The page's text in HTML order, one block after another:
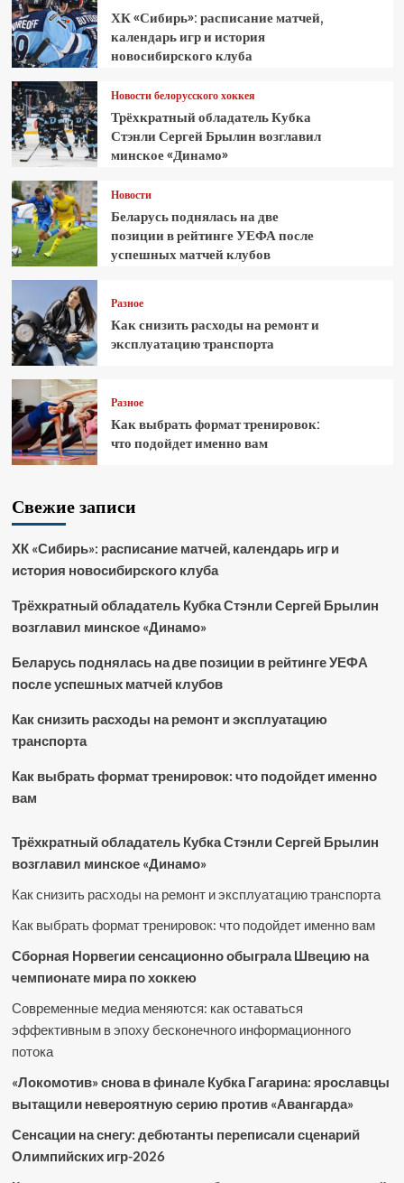
ХК «Сибирь»: расписание матчей,
календарь игр и история
новосибирского клуба
Новости белорусского хоккея
Трёхкратный обладатель Кубка
Стэнли Сергей Брылин возглавил
минское «Динамо»
Новости
Беларусь поднялась на две
позиции в рейтинге УЕФА после
успешных матчей клубов
Разное
Как снизить расходы на ремонт и
эксплуатацию транспорта
Разное
Как выбрать формат тренировок:
что подойдет именно вам
Свежие записи
ХК «Сибирь»: расписание матчей, календарь игр и
история новосибирского клуба
Трёхкратный обладатель Кубка Стэнли Сергей Брылин
возглавил минское «Динамо»
Беларусь поднялась на две позиции в рейтинге УЕФА
после успешных матчей клубов
Как снизить расходы на ремонт и эксплуатацию
транспорта
Как выбрать формат тренировок: что подойдет именно
вам
Трёхкратный обладатель Кубка Стэнли Сергей Брылин
возглавил минское «Динамо»
Как снизить расходы на ремонт и эксплуатацию транспорта
Как выбрать формат тренировок: что подойдет именно вам
Сборная Норвегии сенсационно обыграла Швецию на
чемпионате мира по хоккею
Современные медиа меняются: как оставаться
эффективным в эпоху бесконечного информационного
потока
«Локомотив» снова в финале Кубка Гагарина: ярославцы
вытащили невероятную серию против «Авангарда»
Сенсации на снегу: дебютанты переписали сценарий
Олимпийских игр-2026